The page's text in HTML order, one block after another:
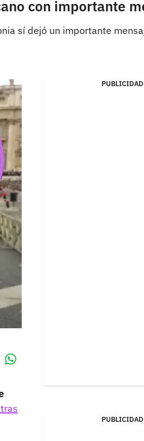
con importante
sí dejó un importante
PUBLICIDAD
PUBLICIDAD